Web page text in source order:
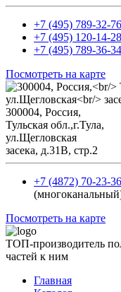
+7 (495) 789-32-76
+7 (495) 120-14-28
+7 (495) 789-36-34
Посмотреть на карте
300004, Россия,
Тульская обл.,г.Тула,
ул.Щегловская
засека, д.31В, стр.2
+7 (4872) 70-23-36
Посмотреть на карте
ТОП-производитель
частей к ним
Главная